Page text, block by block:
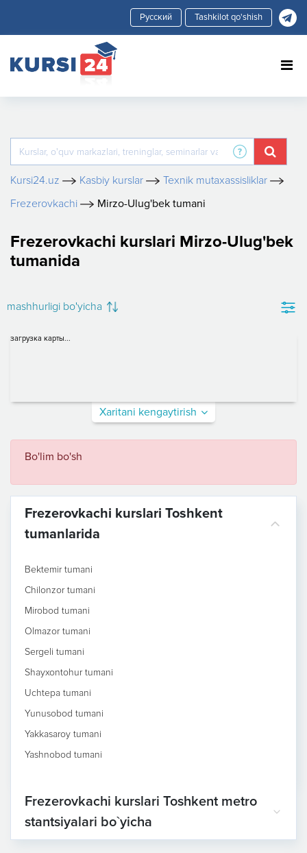
Tashkilot qo'shish
Kursi24.uz Kasbiy kurslar
Texnik mutaxassisliklar
Frezerovkachi
Mirzo-Ulug'bek tumani
Frezerovkachi kurslari Mirzo-Ulug'bek
tumanida
mashhurligi bo'yicha
загрузка карты...
Xaritani kengaytirish
Bo'lim bo'sh
Frezerovkachi kurslari Toshkent
tumanlarida
Bektemir tumani
Chilonzor tumani
Mirobod tumani
Olmazor tumani
Sergeli tumani
Shayxontohur tumani
Uchtepa tumani
Yunusobod tumani
Yakkasaroy tumani
Yashnobod tumani
Frezerovkachi kurslari Toshkent metro
stantsiyalari bo`yicha